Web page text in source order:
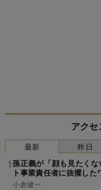
アク
最新
孫正義が「顔も見たく
ト事業責任者に抜擢した
小倉健一
昨日